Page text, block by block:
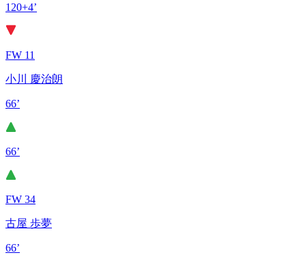
120+4’
FW 11
小川 慶治朗
66’
66’
FW 34
古屋 歩夢
66’